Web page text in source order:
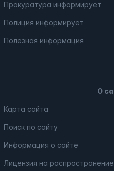
Прокуратура информирует
Полиция информирует
Полезная информация
О
Карта сайта
Поиск по сайту
Информация о сайте
Лицензия на